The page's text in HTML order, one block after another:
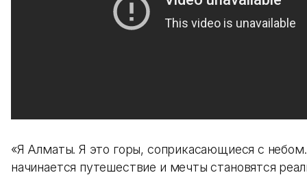
«Я Алматы. Я это горы, соприкасающиеся с
начинается путешествие и мечты становятся